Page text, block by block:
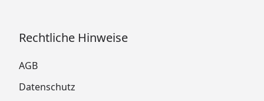
Rechtliche Hinweise
AGB
Datenschutz